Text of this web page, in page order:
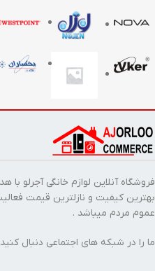
فروشگاه آنلاین لوازم خانگی آجرلو
بهترین کیفیت و نازلترین قیمت
عموم مردم میباشد .
ما را در شبکه های اجتماعی دنبال